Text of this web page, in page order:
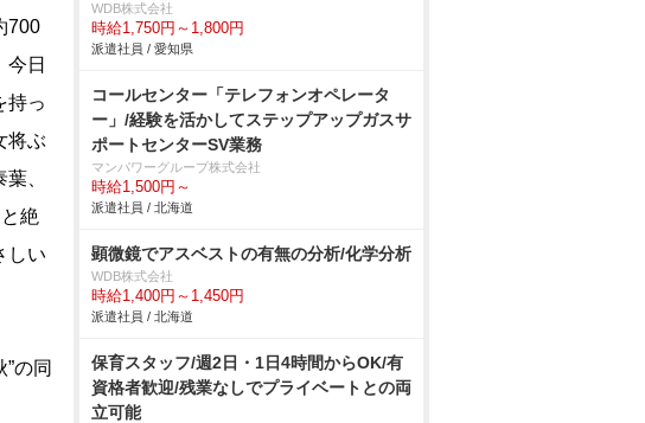
700
今日
持っ
将ぶ
、
絶
しい
の同
WDB株式会社
時給1,750円～1,800円
派遣社員 / 愛知県
コールセンター「テレフォンオペレータ
ー」/経験を活かしてステップアップガスサ
ポートセンターSV業務
マンパワーグループ株式会社
時給1,500円～
派遣社員 / 北海道
顕微鏡でアスベストの有無の分析/化学分析
WDB株式会社
時給1,400円～1,450円
派遣社員 / 北海道
保育スタッフ/週2日・1日4時間からOK/有
資格者歓迎/残業なしでプライベートとの両
立可能